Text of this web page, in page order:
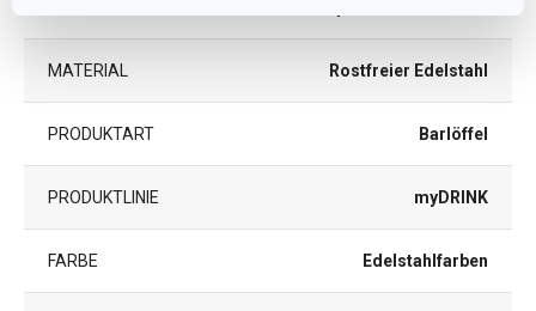
MATERIAL Rostfreier Edelstahl
PRODUKTART Barlöffel
PRODUKTLINIE myDRINK
FARBE Edelstahlfarben